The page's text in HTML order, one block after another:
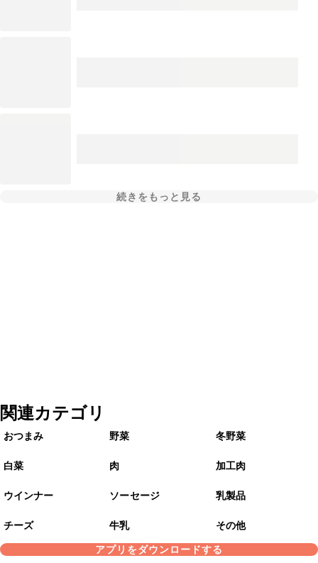
続きをもっと見る
関連カテゴリ
おつまみ 野菜 冬野菜
白菜 肉 加工肉
ウインナー ソーセージ 乳製品
チーズ 牛乳
その他
アプリをダウンロードする